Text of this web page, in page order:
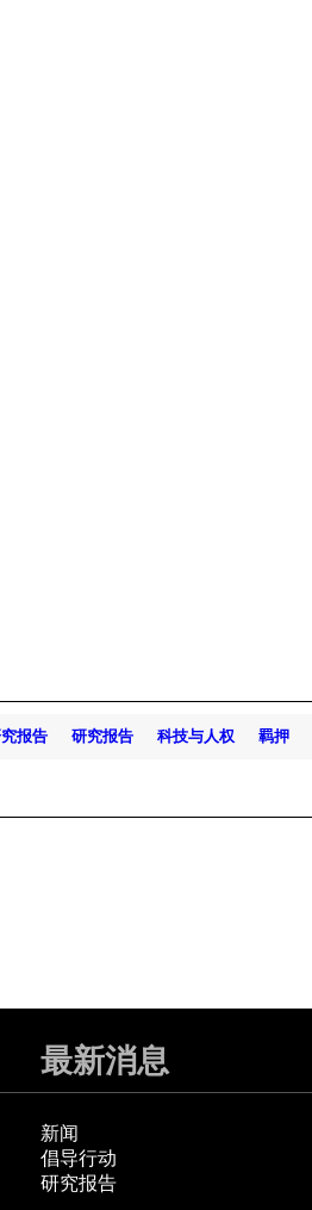
报告 研究报告 科技与人权 羁押
最新消息
新闻
倡导行动
研究报告